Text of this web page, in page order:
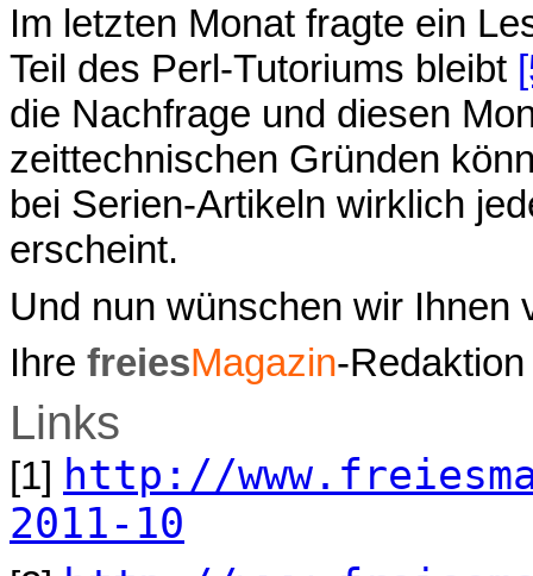
Im letzten Monat fragte ein
Teil des Perl-Tutoriums bleibt
die Nachfrage und diesen
zeittechnischen Gründen
bei Serien-Artikeln wirklich
erscheint.
Und nun wünschen wir Ihnen
Ihre freiesMagazin-Redaktion
Links
[1] http://
2011-10